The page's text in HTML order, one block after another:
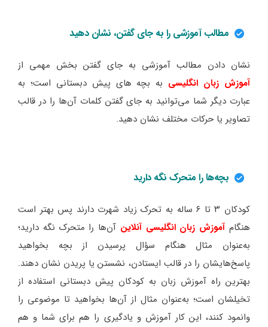
مطالب آموزشی را به جای گفتن، نشان دهید
نشان دادن مطالب آموزشی به جای گفتن بخش مهمی از
آموزش زبان انگلیسی به بچه‌ های پیش دبستانی است؛ به
عبارت دیگر شما می‌توانید به جای گفتن کلمات آن‌ها را در قالب
تصاویر یا حرکات مختلف نشان دهید.
بچه‌ها را متحرک نگه دارید
کودکان ۳ تا ۶ ساله به تحرک زیاد شهرت دارند پس بهتر است
هنگام آموزش زبان انگلیسی آنلاین آن‌ها را متحرک نگه دارید؛
به‌عنوان مثال هنگام سؤال پرسیدن از بچه بخواهید
پاسخ‌هایشان را در قالب ایستادن، نشستن یا پریدن نشان دهند.
بهترین راه آموزش زبان به کودکان پیش دبستانی استفاده از
تخیلشان است؛ به‌عنوان مثال از آن‌ها بخواهید تا موضوعی را
وانمود کنند، این کار آموزش و یادگیری را هم برای شما و هم